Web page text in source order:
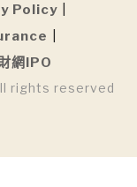
Policy
網IPO
rights reserved